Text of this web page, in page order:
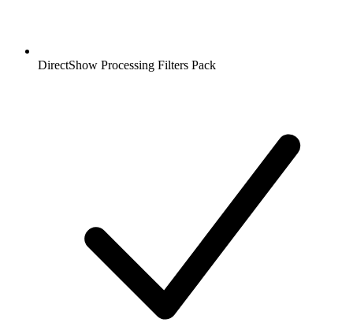
DirectShow Processing Filters Pack